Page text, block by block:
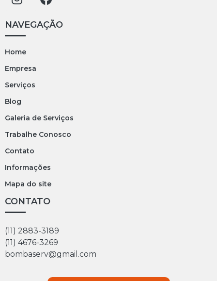
NAVEGAÇÃO
Home
Empresa
Serviços
Blog
Galeria de Serviços
Trabalhe Conosco
Contato
Informações
Mapa do site
CONTATO
(11) 2883-3189
(11) 4676-3269
bombaserv@gmail.com